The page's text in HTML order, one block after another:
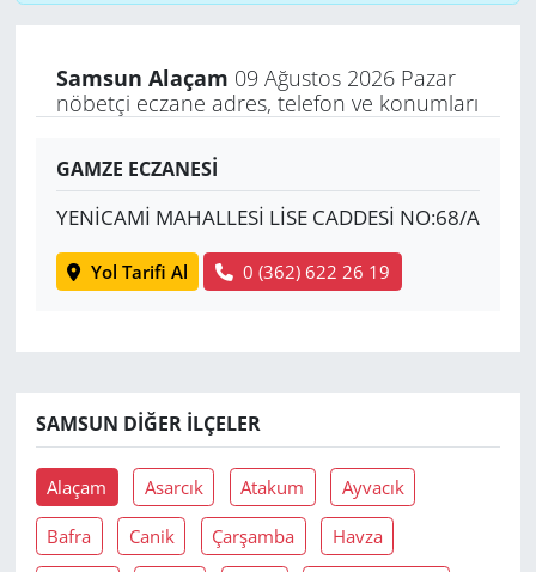
Samsun Alaçam 09 Ağustos 2026 Pazar
nöbetçi eczane adres, telefon ve konumları
GAMZE ECZANESİ
YENİCAMİ MAHALLESİ LİSE CADDESİ NO:68/A
Yol Tarifi Al 0 (362) 622 26 19
SAMSUN DIĞER İLÇELER
Alaçam Asarcık Atakum Ayvacık
Bafra Canik Çarşamba Havza
SPOR
Yerel